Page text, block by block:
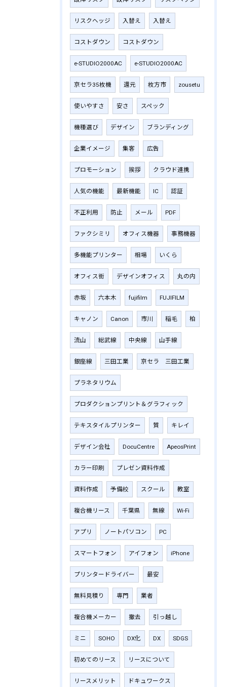
リスクヘッジ 入替え 入替え
コストダウン コストダウン
e-STUDIO2000AC e-STUDIO2000AC
京セラ35枚機 還元 枚方市 zousetu
使いやすさ 安さ スペック
機種選び デザイン ブランディング
企業イメージ 集客 広告
プロモーション 挨拶 クラウド連携
人気の機能 最新機能 IC 認証
不正利用 防止 メール PDF
ファクシミリ オフィス機器 事務機器
多機能プリンター 相場 いくら
オフィス街 デザインオフィス 丸の内
赤坂 六本木 fujifilm ‎FUJIFILM
キャノン Canon 市川 稲毛 柏
流山 総武線 中央線 山手線
銀座線 三田工業 京セラ 三田工業
プラネタリウム
プロダクションプリント＆グラフィック
テキスタイルプリンター 質 キレイ
デザイン会社 DocuCentre ApeosPrint
カラー印刷 プレゼン資料作成
資料作成 予備校 スクール 教室
複合機リース 千葉県 無線 Wi-Fi
アプリ ノートパソコン PC
スマートフォン アイフォン iPhone
プリンタードライバー 最安
無料見積り 専門 業者
複合機メーカー 撤去 引っ越し
ミニ SOHO DX化 DX SDGS
初めてのリース リースについて
リースメリット ドキュワークス